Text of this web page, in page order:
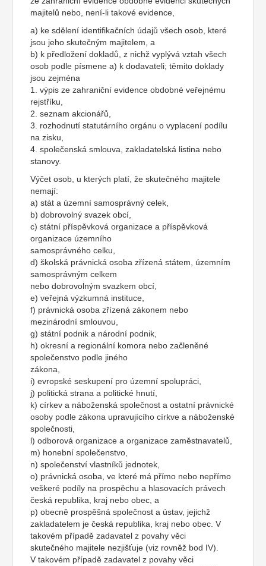
majitelů nebo, není-li takové evidence,
a) ke sdělení identifikačních údajů všech osob, které
jsou jeho skutečným majitelem, a
b) k předložení dokladů, z nichž vyplývá vztah všech
osob podle písmene a) k dodavateli; těmito doklady
jsou zejména
1. výpis ze zahraniční evidence obdobné veřejnému
rejstříku,
2. seznam akcionářů,
3. rozhodnutí statutárního orgánu o vyplacení podílu
na zisku,
4. společenská smlouva, zakladatelská listina nebo
stanovy.
Výčet osob, u kterých platí, že skutečného majitele
nemají:
a) stát a územní samosprávný celek,
b) dobrovolný svazek obcí,
c) státní příspěvková organizace a příspěvková
organizace územního
samosprávného celku,
d) školská právnická osoba zřízená státem, územním
samosprávným celkem
nebo dobrovolným svazkem obcí,
e) veřejná výzkumná instituce,
f) právnická osoba zřízená zákonem nebo
mezinárodní smlouvou,
g) státní podnik a národní podnik,
h) okresní a regionální komora nebo začleněné
společenstvo podle jiného
zákona,
i) evropské seskupení pro územní spolupráci,
j) politická strana a politické hnutí,
k) církev a náboženská společnost a ostatní právnické
osoby podle zákona upravujícího církve a náboženské
společnosti,
l) odborová organizace a organizace zaměstnavatelů,
m) honební společenstvo,
n) společenství vlastníků jednotek,
o) právnická osoba, ve které má přímo nebo nepřímo
veškeré podíly na prospěchu a hlasovacích právech
česká republika, kraj nebo obec, a
p) obecně prospěšná společnost a ústav, jejichž
zakladatelem je česká republika, kraj nebo obec. V
takovém případě zadavatel z povahy věci
skutečného majitele nezjišťuje (viz rovněž bod IV).
V takovém případě zadavatel z povahy věci